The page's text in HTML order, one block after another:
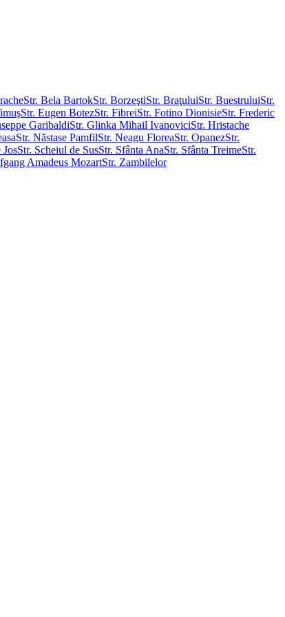
Str. Bela BartokStr. BorzeştiStr. BraţuluiStr. BuestruluiStr.
Str. Eugen BotezStr. FibreiStr. Fotino DionisieStr. Frederic
GaribaldiStr. Glinka Mihail IvanoviciStr. Hristache
Str. Năstase PamfilStr. Neagu FloreaStr. OpanezStr.
JosStr. Scheiul de SusStr. Sfânta AnaStr. Sfânta TreimeStr.
Amadeus MozartStr. Zambilelor